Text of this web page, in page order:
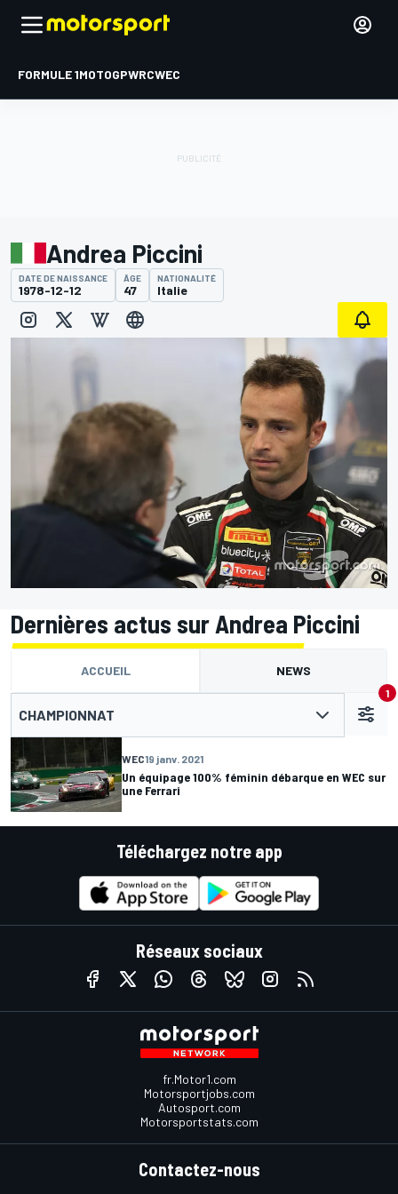
FORMULE 1MOTOGPWRCWEC
Andrea Piccini
DATE DE NAISSANCE
1978-12-12
ÂGE
47
NATIONALITÉ
Italie
Dernières actus sur Andrea Piccini
ACCUEIL NEWS
CHAMPIONNAT
1
WEC19 janv. 2021
Un équipage 100% féminin débarque en WEC sur
une Ferrari
Téléchargez notre app
Réseaux sociaux
fr.Motor1.com
Motorsportjobs.com
Autosport.com
Motorsportstats.com
Contactez-nous